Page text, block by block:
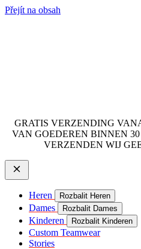
Přejít na obsah
GRATIS VERZENDING
VAN GOEDEREN BINNEN
VERZENDEN WIJ
Heren Rozbalit Heren
Dames Rozbalit Dames
Kinderen Rozbalit Kinderen
Custom Teamwear
Stories